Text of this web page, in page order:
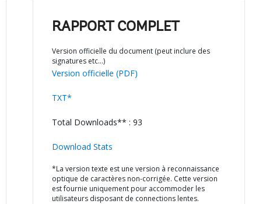
RAPPORT COMPLET
Version officielle du document (peut inclure des
signatures etc…)
Version officielle (PDF)
TXT*
Total Downloads** : 93
Download Stats
*La version texte est une version à reconnaissance
optique de caractères non-corrigée. Cette version
est fournie uniquement pour accommoder les
utilisateurs disposant de connections lentes.